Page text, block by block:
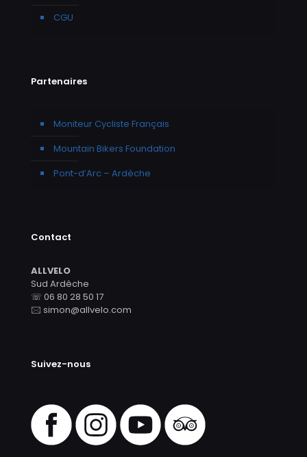
CGU
Partenaires
Moniteur Cycliste Français
Mountain Bikers Foundation
Pont-d’Arc – Ardèche
Contact
ALLVELO
Sud Ardèche
☏ 06 80 28 50 17
🖂 simon@allvelo.com
Suivez-nous